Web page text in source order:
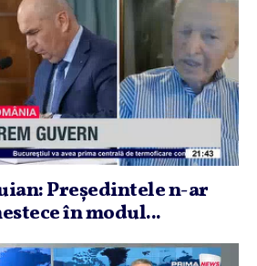
Preşedintele n-ar
în modul...